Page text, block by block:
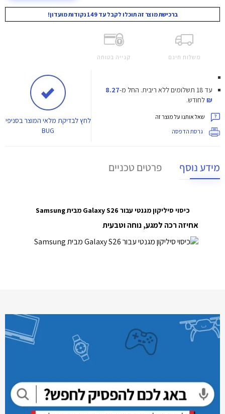
ברכישת מוצר זה תוכלו לקבל עד 149 נקודות מועדון!
משלוח חינם קנייה בטוחה
עד 18 תשלומים ללא ריבית. החל מ-8.27
₪לחודש.
שאל אותנו על מוצר זה
גרסת הדפסה
לחץלבדיקת מלאי המוצר בסניפי
BUG
מידע נוסף פרטים טכניים
כיסוי סיליקון מגנטי עבור Galaxy S26 מבית Samsung
אחיזה רכה למגע, נוחה וטבעית